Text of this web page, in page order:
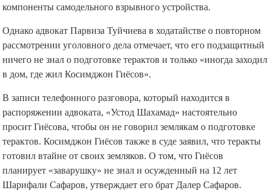
компоненты самодельного взрывного устройства.
Однако адвокат Парвиза Туйчиева в ходатайстве о повторном
рассмотрении уголовного дела отмечает, что его подзащитный
ничего не знал о подготовке терактов и только «иногда заходил
в дом, где жил Косимджон Гиёсов».
В записи телефонного разговора, который находится в
распоряжении адвоката, «Устод Шахамад» настоятельно
просит Гиёсова, чтобы он не говорил землякам о подготовке
терактов. Косимджон Гиёсов также в суде заявил, что теракты
готовил втайне от своих земляков. О том, что Гиёсов
планирует «заварушку» не знал и осужденный на 12 лет
Шарифали Сафаров, утверждает его брат Далер Сафаров.